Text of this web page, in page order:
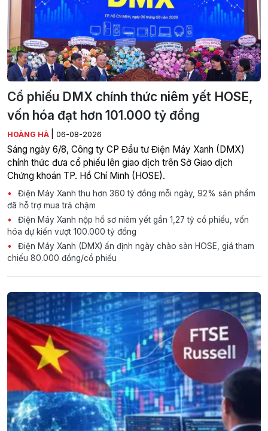
Cổ phiếu DMX chính thức niêm yết HOSE,
vốn hóa đạt hơn 101.000 tỷ đồng
HOÀNG HÀ 06-08-2026
Sáng ngày 6/8, Công ty CP Đầu tư Điện Máy Xanh (DMX)
chính thức đưa cổ phiếu lên giao dịch trên Sở Giao dịch
Chứng khoán TP. Hồ Chí Minh (HOSE).
Điện Máy Xanh thu hơn 360 tỷ đồng mỗi ngày, 92% sản phẩm
đã hỗ trợ mua trả chậm
Điện Máy Xanh nộp hồ sơ niêm yết gần 1,27 tỷ cổ phiếu, vốn
hóa dự kiến vượt 100.000 tỷ đồng
Điện Máy Xanh (DMX) ấn định ngày chào sàn HOSE, giá tham
chiếu 80.000 đồng/cổ phiếu